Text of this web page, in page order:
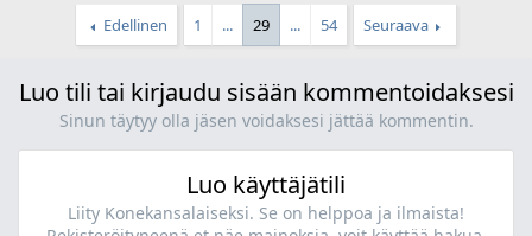
Edellinen 1 ... 29 ... 54 Seuraava
Luo tili tai kirjaudu sisään kommentoidaksesi
Sinun täytyy olla jäsen voidaksesi jättää kommentin.
Luo käyttäjätili
Liity Konekansalaiseksi. Se on helppoa ja ilmaista!